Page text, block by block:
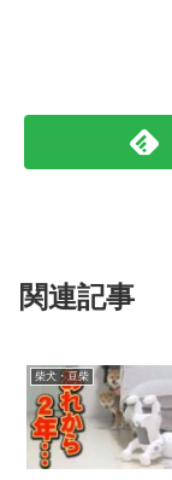
関連記事
柴犬・豆柴